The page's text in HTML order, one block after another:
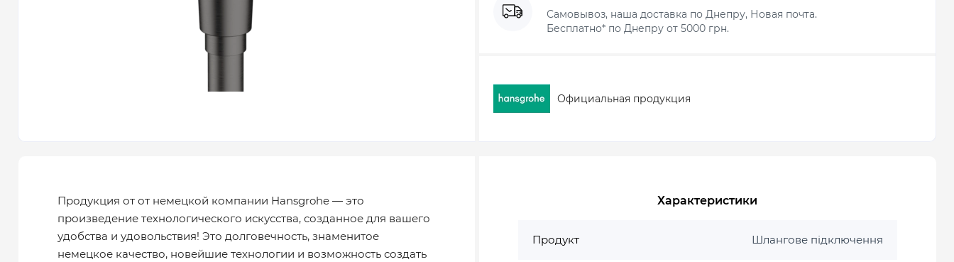
Самовывоз, наша доставка по Днепру, Новая почта.
Бесплатно* по Днепру от 5000 грн.
Официальная продукция
Продукция от от немецкой компании Hansgrohe — это
произведение технологического искусства, созданное для вашего
удобства и удовольствия! Это долговечность, знаменитое
немецкое качество, новейшие технологии и возможность создать
Характеристики
Продукт Шлангове підключення